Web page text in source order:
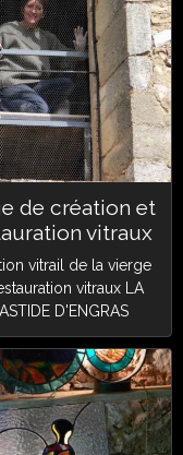
de création et
vitraux
vitrail de la vierge
vitraux LA
D'ENGRAS